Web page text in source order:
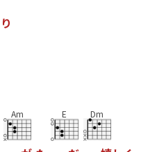
り
Am E Dm